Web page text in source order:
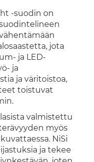
-suodin on
jota
ja LED-
ja
ja väritoistoa,
toistuvat
valmistettu
myös
NiSi
ja tekee